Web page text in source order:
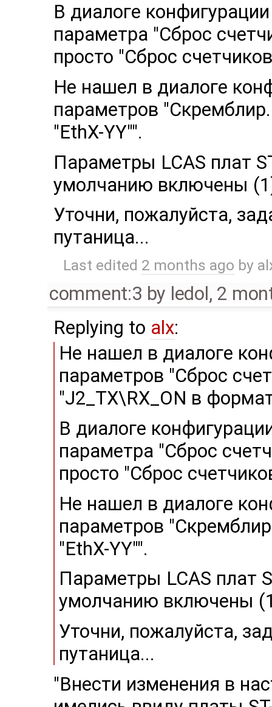
В диалоге
параметра "Cброс
просто "Сброс
Не нашел в диалоге
параметров
"EthX-YY"".
Параметры LCAS плат
умолчанию включены
Уточни, пожалуйста,
путаница...
Last edited 2 months ago by
comment:3 by ledol, 2
Replying to alx:
Не нашел в диалоге
параметров "Сброс
"J2_TX\RX_ON в
В диалоге
параметра "Cброс
просто "Сброс
Не нашел в диалоге
параметров
"EthX-YY"".
Параметры LCAS плат
умолчанию включены
Уточни, пожалуйста,
путаница...
"Внести изменения в